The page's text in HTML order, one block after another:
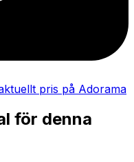
pris på Adorama
för denna